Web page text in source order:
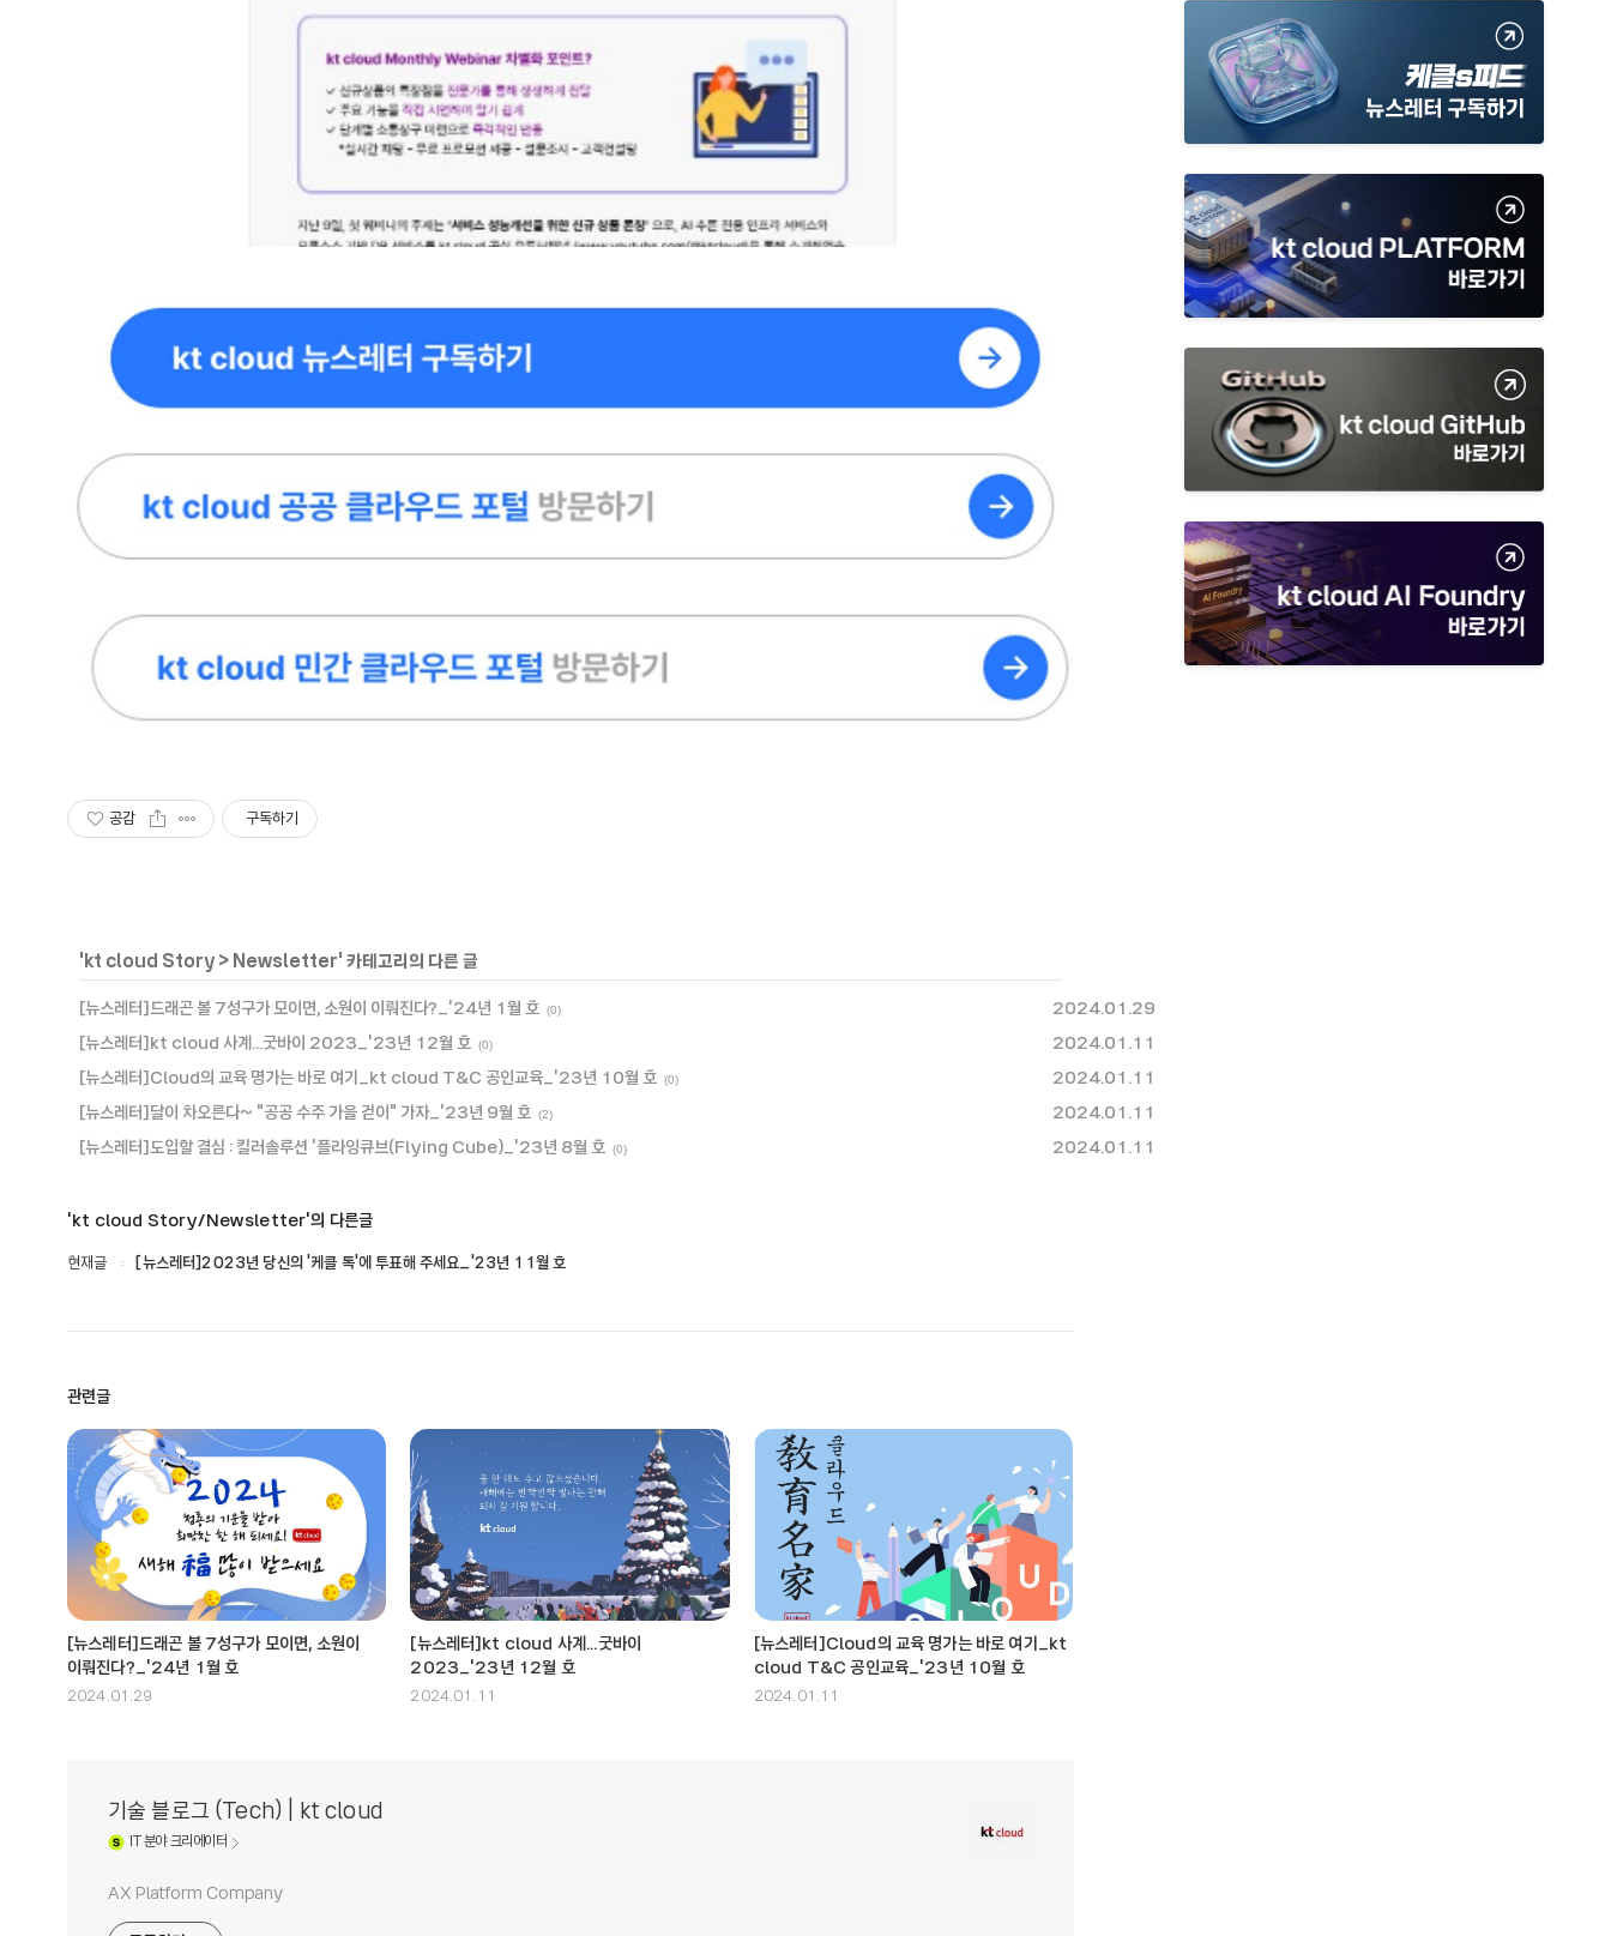
공감 구독하기
' kt cloud Story > Newsletter' 카테고리의 다른 글
[뉴스레터]드래곤 볼 7성구가 모이면, 소원이 이뤄진다?_'24년 1월 호 (0)
2024.01.29
[뉴스레터]kt cloud 사계...굿바이 2023_'23년 12월 호 (0)
2024.01.11
[뉴스레터]Cloud의 교육 명가는 바로 여기_kt cloud T&C 공인교육_'23년 10월 호 (0)
2024.01.11
[뉴스레터]달이 차오른다~ "공공 수주 가을 걷이" 가자_'23년 9월 호 (2)
2024.01.11
[뉴스레터]도입할 결심 : 킬러솔루션 '플라잉큐브(Flying Cube)_'23년 8월 호 (0) 2024.01.11
'kt cloud Story/Newsletter'의 다른글
현재글 [뉴스레터]2023년 당신의 '케클 톡'에 투표해 주세요_'23년 11월 호
관련글
[뉴스레터]드래곤 볼 7성구가 모이면, 소원이
이뤄진다?_'24년 1월 호
2024.01.29
[뉴스레터]kt cloud 사계...굿바이
2023_'23년 12월 호
2024.01.11
[뉴스레터]Cloud의 교육 명가는 바로 여기_kt
cloud T&C 공인교육_'23년 10월 호
2024.01.11
기술 블로그 (Tech) | kt cloud
IT분야 크리에이터
AX Platform Company